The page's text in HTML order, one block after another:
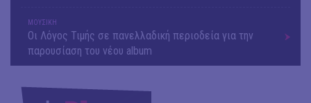
ΜΟΥΣΙΚΗ
Οι Λόγος Τιμής σε πανελλαδική περιοδεία για την
παρουσίαση του νέου album